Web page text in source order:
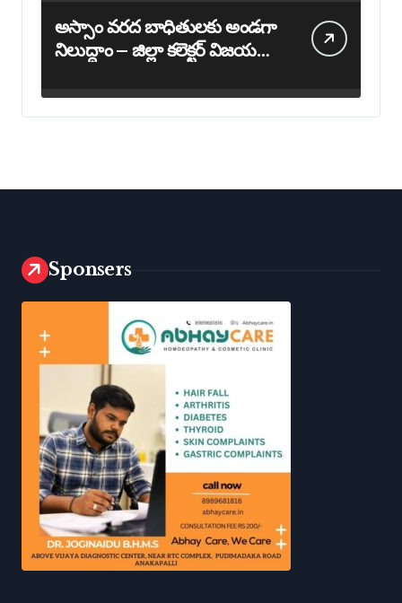
అస్సాం వరద బాధితులకు అండగా
నిలుద్దాం – జిల్లా కలెక్టర్ విజయ
Sponsers